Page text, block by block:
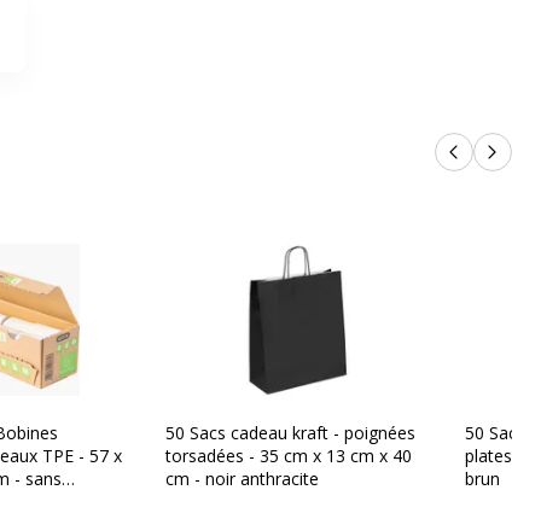
Produits
TPE - 57 x
- sans
50 Sacs cadeau kraft - poignées
torsadées - 35 cm x 13 cm x 40
cm - noir anthracite
50 Sacs
plates -
brun